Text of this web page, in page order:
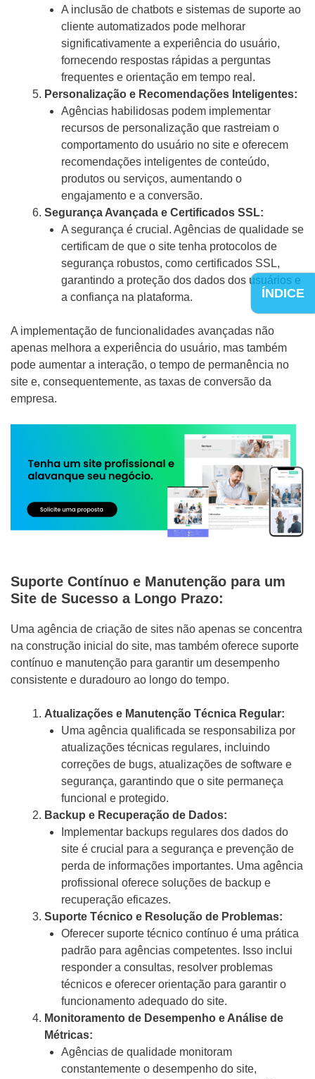
ÍNDICE
A inclusão de chatbots e sistemas de suporte ao
cliente automatizados pode melhorar
significativamente a experiência do usuário,
fornecendo respostas rápidas a perguntas
frequentes e orientação em tempo real.
Personalização e Recomendações Inteligentes:
Agências habilidosas podem implementar
recursos de personalização que rastreiam o
comportamento do usuário no site e oferecem
recomendações inteligentes de conteúdo,
produtos ou serviços, aumentando o
engajamento e a conversão.
Segurança Avançada e Certificados SSL:
A segurança é crucial. Agências de qualidade se
certificam de que o site tenha protocolos de
segurança robustos, como certificados SSL,
garantindo a proteção dos dados dos usuários e
a confiança na plataforma.
A implementação de funcionalidades avançadas não
apenas melhora a experiência do usuário, mas também
pode aumentar a interação, o tempo de permanência no
site e, consequentemente, as taxas de conversão da
empresa.
Suporte Contínuo e Manutenção para um
Site de Sucesso a Longo Prazo:
Uma agência de criação de sites não apenas se concentra
na construção inicial do site, mas também oferece suporte
contínuo e manutenção para garantir um desempenho
consistente e duradouro ao longo do tempo.
Atualizações e Manutenção Técnica Regular:
Uma agência qualificada se responsabiliza por
atualizações técnicas regulares, incluindo
correções de bugs, atualizações de software e
segurança, garantindo que o site permaneça
funcional e protegido.
Backup e Recuperação de Dados:
Implementar backups regulares dos dados do
site é crucial para a segurança e prevenção de
perda de informações importantes. Uma agência
profissional oferece soluções de backup e
recuperação eficazes.
Suporte Técnico e Resolução de Problemas:
Oferecer suporte técnico contínuo é uma prática
padrão para agências competentes. Isso inclui
responder a consultas, resolver problemas
técnicos e oferecer orientação para garantir o
funcionamento adequado do site.
Monitoramento de Desempenho e Análise de
Métricas:
Agências de qualidade monitoram
constantemente o desempenho do site,